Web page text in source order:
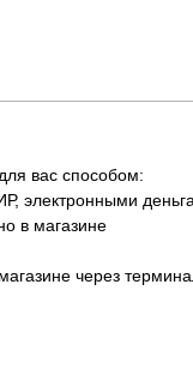
вас способом:
электронными
в магазине
через